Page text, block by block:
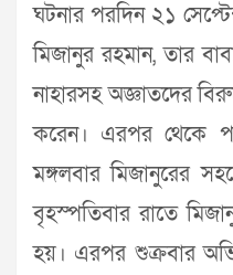
ঘটনার পরদিন ২১
মিজানুর রহমান, তার
নাহারসহ অজ্ঞাতদের
করেন। এরপর থেকে
মঙ্গলবার মিজানুরের
বৃহস্পতিবার রাতে
হয়। এরপর শুক্রবার